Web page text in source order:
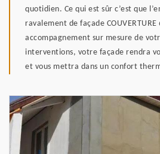
quotidien. Ce qui est sûr c’est que
ravalement de façade
accompagnement sur mesure de
interventions, votre façade rendra
et vous mettra dans un confort